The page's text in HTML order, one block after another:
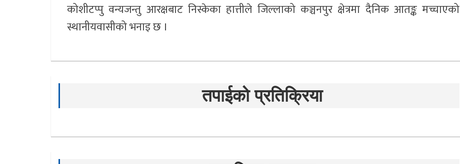
कोशीटप्पु वन्यजन्तु आरक्षबाट निस्केका हात्तीले जिल्लाको कञ्चनपुर क्षेत्रमा दैनिक आतङ्क मच्चाएको
स्थानीयवासीको भनाइ छ ।
तपाईको प्रतिक्रिया